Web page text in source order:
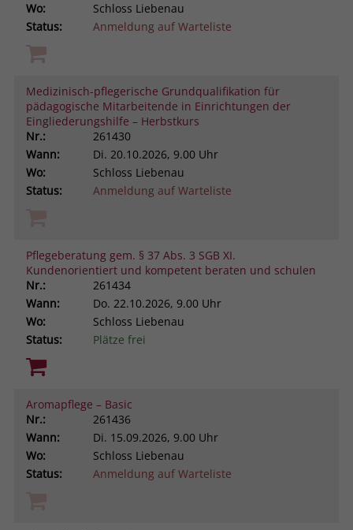
Wo:
Schloss Liebenau
Status:
Anmeldung auf Warteliste
Medizinisch-pflegerische Grundqualifikation für
pädagogische Mitarbeitende in Einrichtungen der
Eingliederungshilfe – Herbstkurs
Nr.:
261430
Wann:
Di. 20.10.2026, 9.00 Uhr
Wo:
Schloss Liebenau
Status:
Anmeldung auf Warteliste
Pflegeberatung gem. § 37 Abs. 3 SGB XI.
Kundenorientiert und kompetent beraten und schulen
Nr.:
261434
Wann:
Do. 22.10.2026, 9.00 Uhr
Wo:
Schloss Liebenau
Status:
Plätze frei
Aromapflege – Basic
Nr.:
261436
Wann:
Di. 15.09.2026, 9.00 Uhr
Wo:
Schloss Liebenau
Status:
Anmeldung auf Warteliste